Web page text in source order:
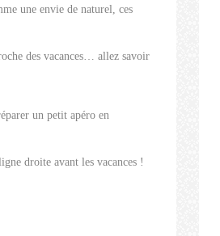
une envie de naturel, ces
des vacances… allez savoir
un petit apéro en
droite avant les vacances !